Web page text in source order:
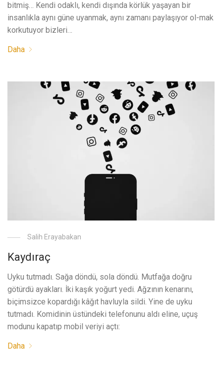
bitmiş… Kendi odaklı, kendi dışında körlük yaşayan bir
insanlıkla aynı güne uyanmak, aynı zamanı paylaşıyor ol-mak
korkutuyor bizleri…
Daha
Salih Erayabakan
Kaydıraç
Uyku tutmadı. Sağa döndü, sola döndü. Mutfağa doğru
götürdü ayakları. İki kaşık yoğurt yedi. Ağzının kenarını,
biçimsizce kopardığı kâğıt havluyla sildi. Yine de uyku
tutmadı. Komidinin üstündeki telefonunu aldı eline, uçuş
modunu kapatıp mobil veriyi açtı:
Daha